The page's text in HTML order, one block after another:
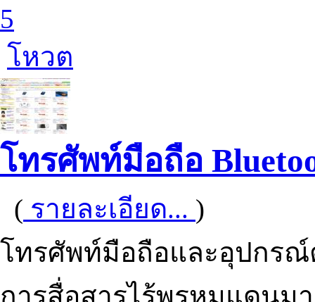
5
โหวต
โทรศัพท์มือถือ
( รายละเอียด... )
โทรศัพท์มือถือและอุปกรณ์